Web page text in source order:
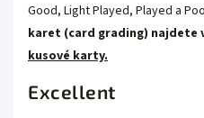
Good, Light Played, Played a
karet (card grading) najdete
kusové karty.
Excellent